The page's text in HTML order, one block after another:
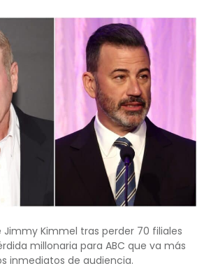
Jimmy Kimmel tras perder 70 filiales
millonaria para ABC que va más
inmediatos de audiencia.